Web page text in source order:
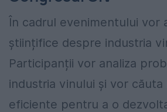
În cadrul evenimentului vor
științifice despre industria
Participanții vor analiza
industria vinului și vor
eficiente pentru a o